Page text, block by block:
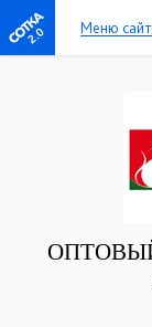
2.0 Меню